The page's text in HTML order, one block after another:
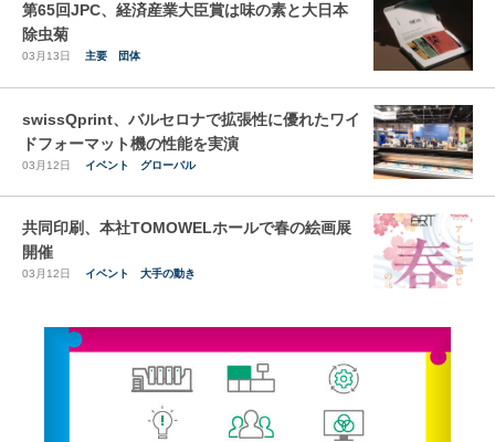
第65回JPC、経済産業大臣賞は味の素と大日本
除虫菊
03月13日 主要 団体
swissQprint、バルセロナで拡張性に優れたワイ
ドフォーマット機の性能を実演
03月12日 イベント グローバル
共同印刷、本社TOMOWELホールで春の絵画展
開催
03月12日 イベント 大手の動き